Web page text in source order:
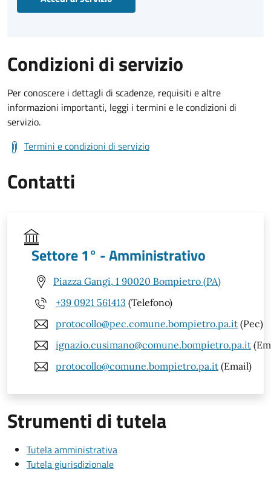
Condizioni di servizio
Per conoscere i dettagli di scadenze, requisiti e altre
informazioni importanti, leggi i termini e le condizioni di
servizio.
Termini e condizioni di servizio
Contatti
Settore 1° - Amministrativo
Piazza Gangi, 1 90020 Bompietro (PA)
+39 0921 561413 (Telefono)
protocollo@pec.comune.bompietro.pa.it (Pec)
ignazio.cusimano@comune.bompietro.pa.it
protocollo@comune.bompietro.pa.it (Email)
Strumenti di tutela
Tutela amministrativa
Tutela giurisdizionale